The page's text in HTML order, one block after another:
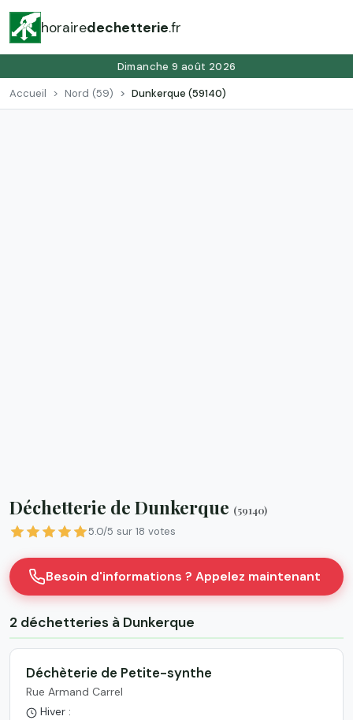
horairedechetterie.fr
Dimanche 9 août 2026
Accueil Nord (59) Dunkerque (59140)
Déchetterie de Dunkerque (59140)
5.0/5 sur 18 votes
Besoin d'informations ? Appelez maintenant
2 déchetteries à Dunkerque
Déchèterie de Petite-synthe
Rue Armand Carrel
Hiver :